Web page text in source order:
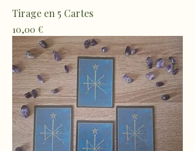
Tirage en 5 Cartes
Prix
10,00 €